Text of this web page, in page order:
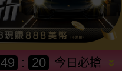
今日必搶
49 : 18